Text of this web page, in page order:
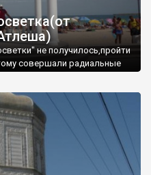
не получилось,пройти
совершали радиальные